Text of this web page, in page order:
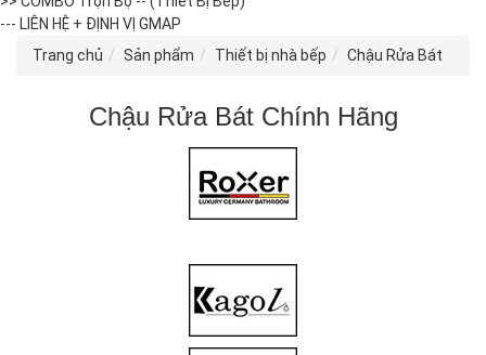
--- LIÊN HỆ + ĐỊNH VỊ GMAP
Trang chủ
Sản phẩm Thiết bị nhà bếp Chậu Rửa Bát
Chậu Rửa Bát Chính Hãng